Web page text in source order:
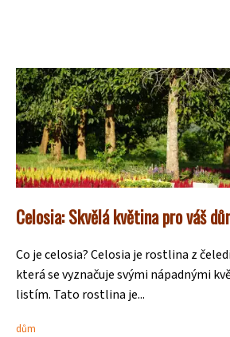
Celosia: Skvělá květina pro váš
Co je celosia? Celosia je rostlina z
která se vyznačuje svými nápadnými
listím. Tato rostlina je...
dům